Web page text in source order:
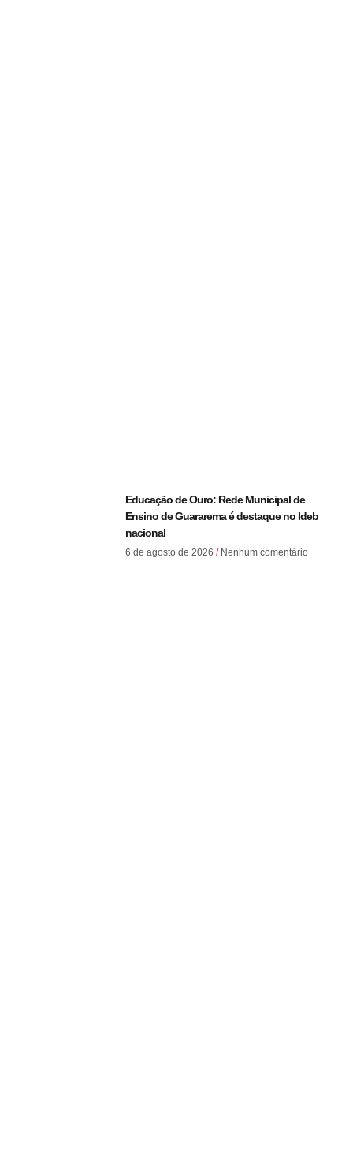
Educação de Ouro: Rede Municipal de
Ensino de Guararema é destaque no Ideb
nacional
6 de agosto de 2026 Nenhum comentário